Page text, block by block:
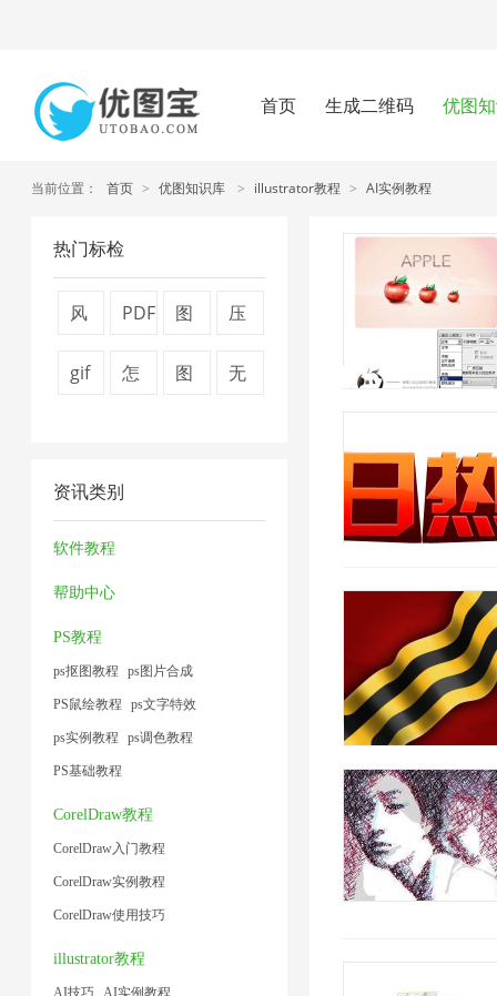
首页 生成二维码 优图
当前位置： 首页 > 优图知识库 > illustrator教程 > AI实例教程
热门标检
风
1
PDF
1
图
术
压
gif
压
缩
2
怎
缩
图
无
资讯类别
软件教程
帮助中心
PS教程
ps抠图教程 ps图片合成
PS鼠绘教程 ps文字特效
ps实例教程 ps调色教程
PS基础教程
CorelDraw教程
CorelDraw入门教程
CorelDraw实例教程
CorelDraw使用技巧
illustrator教程
AI技巧 AI实例教程